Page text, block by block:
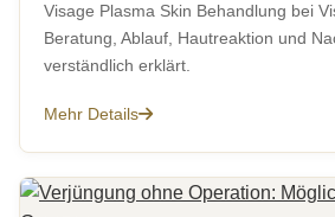
Visage Plasma Skin Behandlung bei
Beratung, Ablauf, Hautreaktion und
verständlich erklärt.
Mehr Details